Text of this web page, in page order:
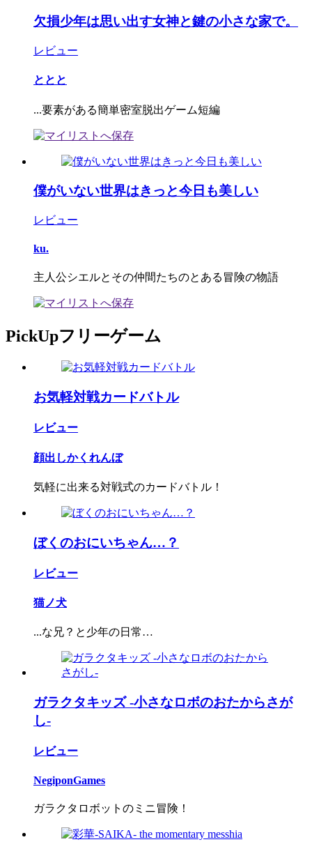
欠損少年は思い出す女神と鍵の小さな家で。
レビュー
ととと
...要素がある簡単密室脱出ゲーム短編
僕がいない世界はきっと今日も美しい
レビュー
ku.
主人公シエルとその仲間たちのとある冒険の物語
PickUpフリーゲーム
お気軽対戦カードバトル
レビュー
顔出しかくれんぼ
気軽に出来る対戦式のカードバトル！
ぼくのおにいちゃん…？
レビュー
猫ノ犬
...な兄？と少年の日常…
ガラクタキッズ -小さなロボのおたからさが
し-
レビュー
NegiponGames
ガラクタロボットのミニ冒険！